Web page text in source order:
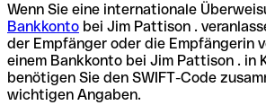
Wenn Sie eine internationale
Bankkonto bei Jim Pattison .
der Empfänger oder die Empfängerin
einem Bankkonto bei Jim Pattison . in
benötigen Sie den SWIFT-Code
wichtigen Angaben.